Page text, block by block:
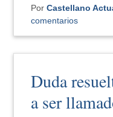
PorCastellano
comentarios
Duda
a ser